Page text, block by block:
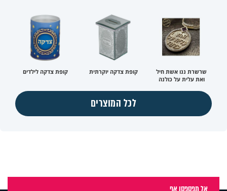
שרשרת ננו אשת חיל
ואת עלית על כולנה
קופת צדקה יוקרתית קופת צדקה לילדים
לכל המוצרים